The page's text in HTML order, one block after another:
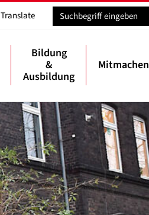
Translate
Bildung
&
Ausbildung
Mitmachen